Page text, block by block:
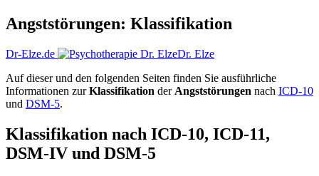
Angststörungen: Klassifikation
Dr-Elze.de
Dr. Elze
Auf dieser und den folgenden Seiten finden Sie ausführliche
Informationen zurKlassifikation der Angststörungen nach ICD-10
und DSM-5.
Klassifikation nach ICD-10, ICD-11,
DSM-IV und DSM-5